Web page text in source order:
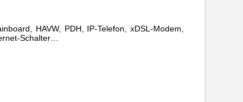
HAVW, PDH, IP-Telefon, xDSL-Modem,
Schalter…